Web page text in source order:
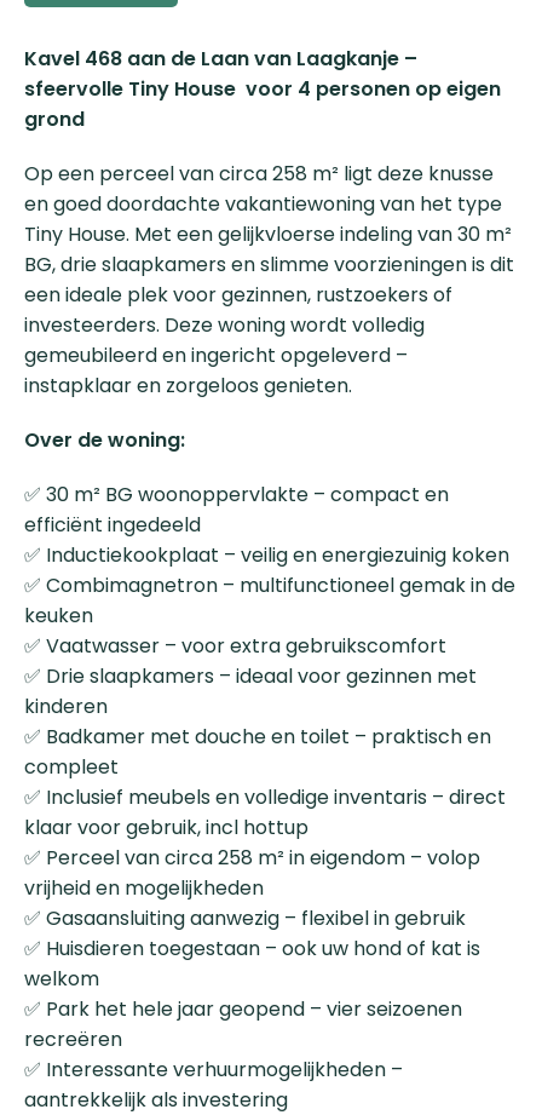
Kavel 468 aan de Laan van Laagkanje –
sfeervolle Tiny House voor 4 personen op eigen
grond
Op een perceel van circa 258 m² ligt deze knusse
en goed doordachte vakantiewoning van het type
Tiny House. Met een gelijkvloerse indeling van 30 m²
BG, drie slaapkamers en slimme voorzieningen is dit
een ideale plek voor gezinnen, rustzoekers of
investeerders. Deze woning wordt volledig
gemeubileerd en ingericht opgeleverd –
instapklaar en zorgeloos genieten.
Over de woning:
✅ 30 m² BG woonoppervlakte – compact en
efficiënt ingedeeld
✅ Inductiekookplaat – veilig en energiezuinig koken
✅ Combimagnetron – multifunctioneel gemak in de
keuken
✅ Vaatwasser – voor extra gebruikscomfort
✅ Drie slaapkamers – ideaal voor gezinnen met
kinderen
✅ Badkamer met douche en toilet – praktisch en
compleet
✅ Inclusief meubels en volledige inventaris – direct
klaar voor gebruik, incl hottup
✅ Perceel van circa 258 m² in eigendom – volop
vrijheid en mogelijkheden
✅ Gasaansluiting aanwezig – flexibel in gebruik
✅ Huisdieren toegestaan – ook uw hond of kat is
welkom
✅ Park het hele jaar geopend – vier seizoenen
recreëren
✅ Interessante verhuurmogelijkheden –
aantrekkelijk als investering